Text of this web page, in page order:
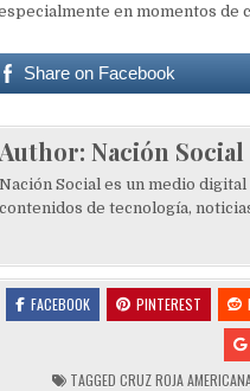
en momentos de
Share on Facebook
Author: Nación Social
Nación Social es un medio
contenidos de tecnología,
FACEBOOK PINTEREST
TAGGED CRUZ ROJA